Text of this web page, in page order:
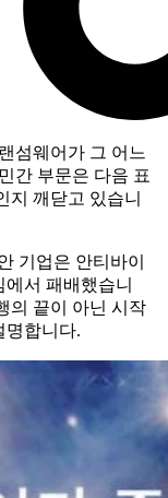
섬웨어가 그 어느
간 부문은 다음 표
지 깨닫고 있습니
기업은 안티바이
서 패배했습니
의 끝이 아닌 시작
명합니다.